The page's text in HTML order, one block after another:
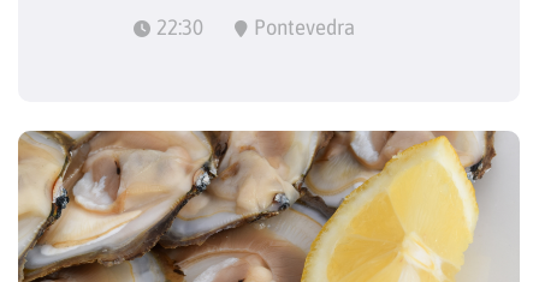
22:30 Pontevedra